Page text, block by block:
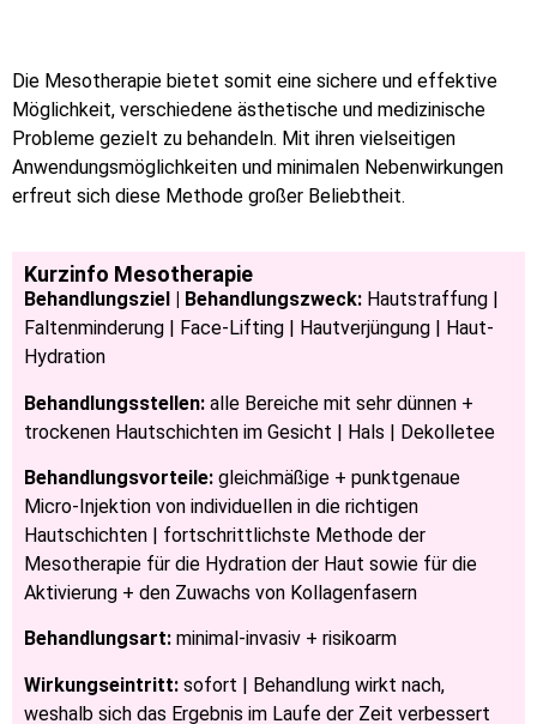
Die Mesotherapie bietet somit eine sichere und effektive
Möglichkeit, verschiedene ästhetische und medizinische
Probleme gezielt zu behandeln. Mit ihren vielseitigen
Anwendungsmöglichkeiten und minimalen Nebenwirkungen
erfreut sich diese Methode großer Beliebtheit.
Kurzinfo Mesotherapie
Behandlungsziel | Behandlungszweck: Hautstraffung |
Faltenminderung | Face-Lifting | Hautverjüngung | Haut-
Hydration
Behandlungsstellen: alle Bereiche mit sehr dünnen +
trockenen Hautschichten im Gesicht | Hals | Dekolletee
Behandlungsvorteile: gleichmäßige + punktgenaue
Micro-Injektion von individuellen in die richtigen
Hautschichten | fortschrittlichste Methode der
Mesotherapie für die Hydration der Haut sowie für die
Aktivierung + den Zuwachs von Kollagenfasern
Behandlungsart: minimal-invasiv + risikoarm
Wirkungseintritt: sofort | Behandlung wirkt nach,
weshalb sich das Ergebnis im Laufe der Zeit verbessert